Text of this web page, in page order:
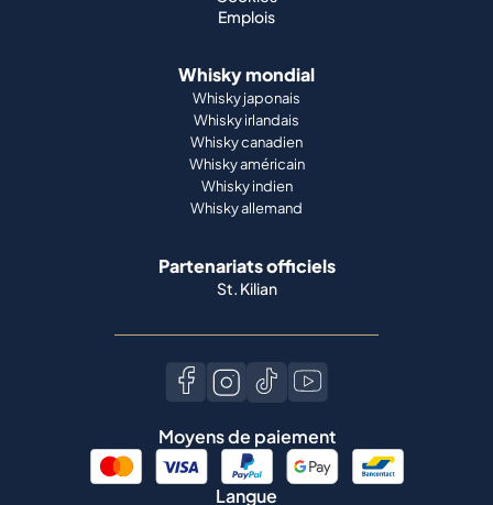
Emplois
Whisky mondial
Whisky japonais
Whisky irlandais
Whisky canadien
Whisky américain
Whisky indien
Whisky allemand
Partenariats officiels
St. Kilian
Moyens de paiement
Langue